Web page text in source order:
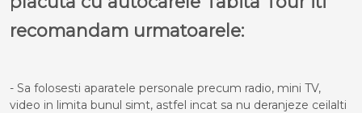
recomandam urmatoarele:
- Sa folosesti aparatele personale precum radio, mini TV,
video in limita bunul simt, astfel incat sa nu deranjeze ceilalti